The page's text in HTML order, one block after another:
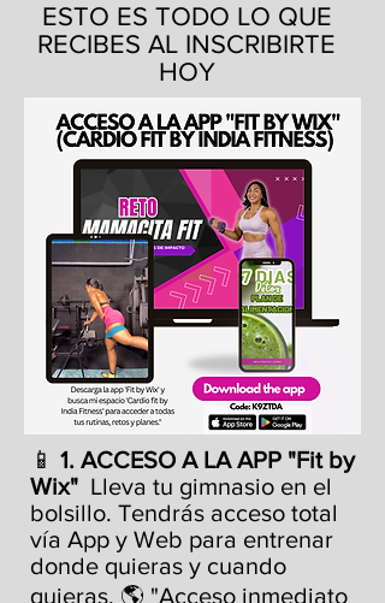
ESTO ES TODO LO QUE
RECIBES AL INSCRIBIRTE
HOY
📱 1. ACCESO A LA APP "Fit by
Wix" Lleva tu gimnasio en el
bolsillo. Tendrás acceso total
vía App y Web para entrenar
donde quieras y cuando
quieras. 🌎 "Acceso inmediato